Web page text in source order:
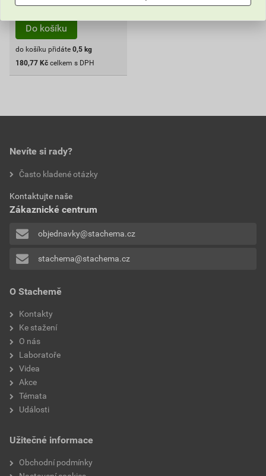
Do košíku
do košíku přidáte 0,5 kg
180,77 Kč celkem s DPH
O Stachemě
Kontakty
Ke stažení
O nás
Laboratoře
Videa
Akce
Témata
Události
Užitečné informace
Obchodní podmínky
Nevíte si rady?
Často kladené otázky
Kontaktujte naše
Zákaznické centrum
objednavky@stachema.cz
stachema@stachema.cz